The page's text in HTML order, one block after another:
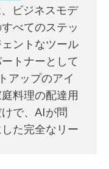
ビジネスモデ
べてのステッ
ントなツール
トナーとして
アップのアイ
料理の配達用
で、AIが問
た完全なリー